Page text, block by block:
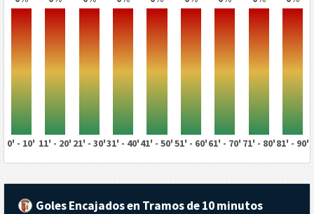
0' - 10' 11' - 20' 21' - 30'31' - 40'41' - 50'51' - 60'61' - 70' 71' - 80'81' - 90'
Goles Encajados en Tramos de 10 minutos